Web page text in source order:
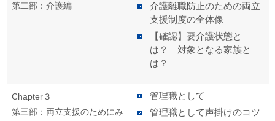
第二部：介護編
介護離職防止のための両立
支援制度の全体像
【確認】要介護状態と
は？ 対象となる家族と
は？
Chapter３
第三部：両立支援のためにみ
管理職として
管理職として声掛けのコツ